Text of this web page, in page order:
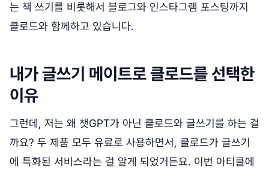
는 책 쓰기를 비롯해서 블로그와 인스타그램 포스팅까지
클로드와 함께하고 있습니다.
내가 글쓰기 메이트로 클로드를 선택한
이유
그런데, 저는 왜 챗GPT가 아닌 클로드와 글쓰기를 하는 걸
까요? 두 제품 모두 유료로 사용하면서, 클로드가 글쓰기
에 특화된 서비스라는 걸 알게 되었거든요. 이번 아티클에